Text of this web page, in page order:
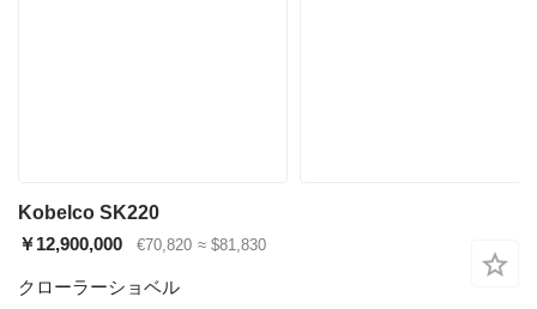
Kobelco SK220
￥12,900,000
€70,820 ≈ $81,830
クローラーショベル